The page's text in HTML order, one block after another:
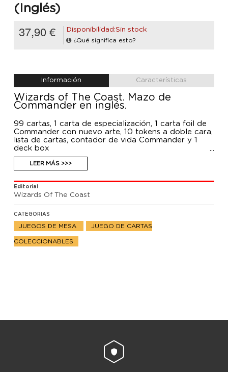
(Inglés)
37,90 € Disponibilidad:Sin stock
¿Qué significa esto?
Información Características
Wizards of The Coast. Mazo de
Commander en inglés.
99 cartas, 1 carta de especialización, 1 carta foil de
Commander con nuevo arte, 10 tokens a doble cara,
lista de cartas, contador de vida Commander y 1
deck box
LEER MÁS >>>
Editorial
Wizards Of The Coast
CATEGORIAS
JUEGOS DE MESA JUEGO DE CARTAS
COLECCIONABLES